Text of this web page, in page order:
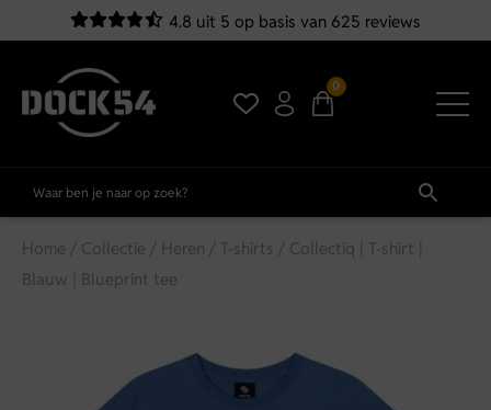
4.8 uit 5 op basis van 625 reviews
0
Home / Collectie / Heren / T-shirts / Collectiq | T-shirt |
Blauw | Blueprint tee